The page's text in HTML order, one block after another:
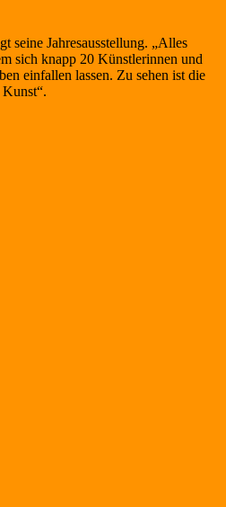
seine Jahresausstellung. „Alles
sich knapp 20 Künstlerinnen und
einfallen lassen. Zu sehen ist die